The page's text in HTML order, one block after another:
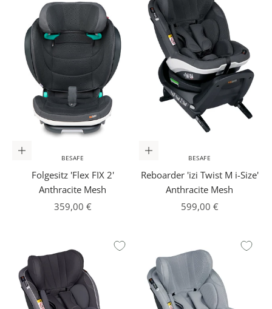
In den Warenkorb
BESAFE
Folgesitz 'Flex FIX 2'
Anthracite Mesh
Angebot
359,00 €
In den Warenkorb
BESAFE
Reboarder 'izi Twist M i-Size'
Anthracite Mesh
Angebot
599,00 €